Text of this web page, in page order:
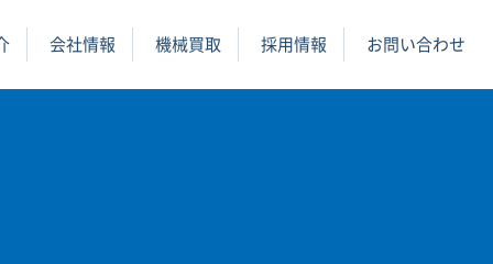
会社情報 機械買取 採用情報 お問い合わせ